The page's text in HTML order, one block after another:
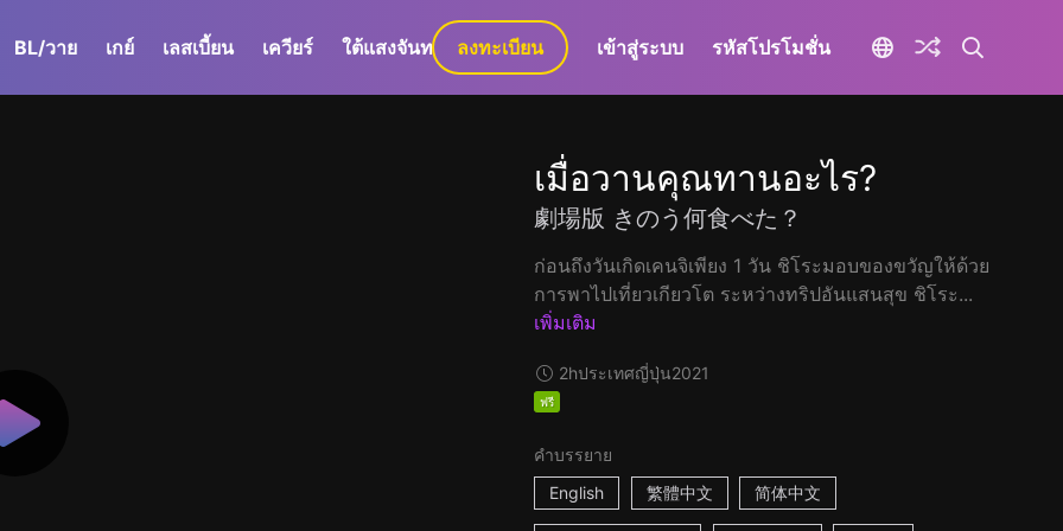
BL/วาย เกย์ เลสเบี้ยน เควียร์ ใต้แสงจันทร์ GaLa+
ลงทะเบียน เข้าสู่ระบบ รหัสโปรโมชั่น
เมื่อวานคุณทานอะไร?
劇場版 きのう何食べた？
ก่อนถึงวันเกิดเคนจิเพียง 1 วัน ชิโระมอบของขวัญให้ด้วย
การพาไปเที่ยวเกียวโต ระหว่างทริปอันแสนสุข ชิโระ...
เพิ่มเติม
2hประเทศญี่ปุ่น2021
ฟรี
คำบรรยาย
English
繁體中文 简体中文